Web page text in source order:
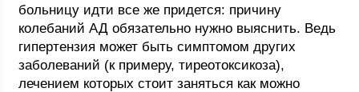
больницу идти все же придется: причину
колебаний АД обязательно нужно выяснить. Ведь
гипертензия может быть симптомом других
заболеваний (к примеру, тиреотоксикоза),
лечением которых стоит заняться как можно